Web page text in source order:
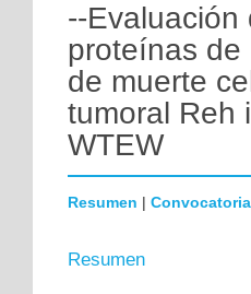
--Evaluación
proteínas de
de muerte
tumoral Reh
WTEW
Resumen | Convocatoria
Resumen